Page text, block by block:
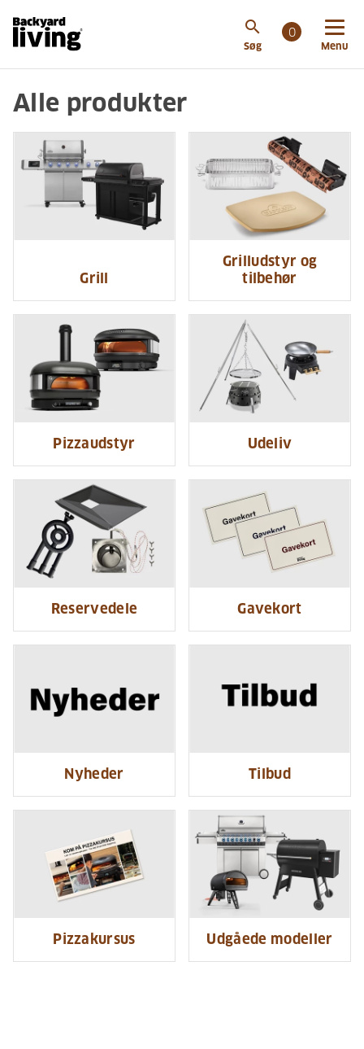
search
Søg
0
Menu
Alle produkter
Grill
Grilludstyr og
tilbehør
Pizzaudstyr Udeliv
Reservedele Gavekort
Nyheder Tilbud
Pizzakursus Udgåede modeller